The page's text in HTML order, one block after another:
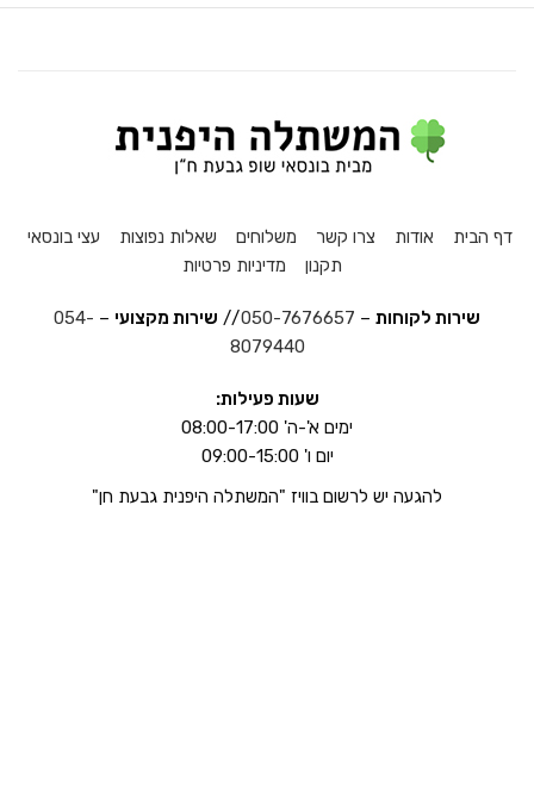
דף הבית אודות צרו קשר משלוחים שאלות נפוצות
עצי בונסאי
תקנון
מדיניות פרטיות
שירות לקוחות –
050-7676657
// שירות מקצועי –
054-
8079440
שעות פעילות:
ימים א'-ה' 08:00-17:00
יום ו' 09:00-15:00
להגעה יש לרשום בוויז "המשתלה היפנית גבעת חן"